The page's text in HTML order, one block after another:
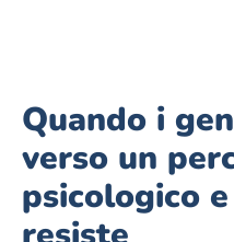
Quando i
verso un
psicologico